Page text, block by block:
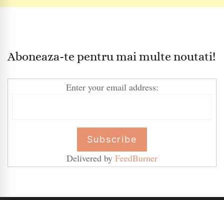
Aboneaza-te pentru mai multe noutati!
Enter your email address:
Delivered by FeedBurner